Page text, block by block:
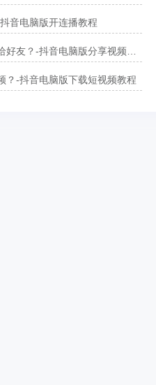
音电脑版开连播教程
？-抖音电脑版下载短视频教程